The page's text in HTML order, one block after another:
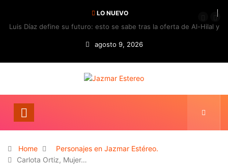
LO NUEVO
Luis Díaz define su futuro: esto se sabe tras la oferta de Al-Hilal y
la respuesta del Bayern
agosto 9, 2026
Home
Personajes en Jazmar Estéreo.
Carlota Ortiz, Mujer…